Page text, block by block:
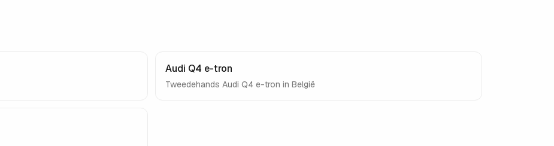
Audi Q4 e-tron
Tweedehands Audi Q4 e-tron in België